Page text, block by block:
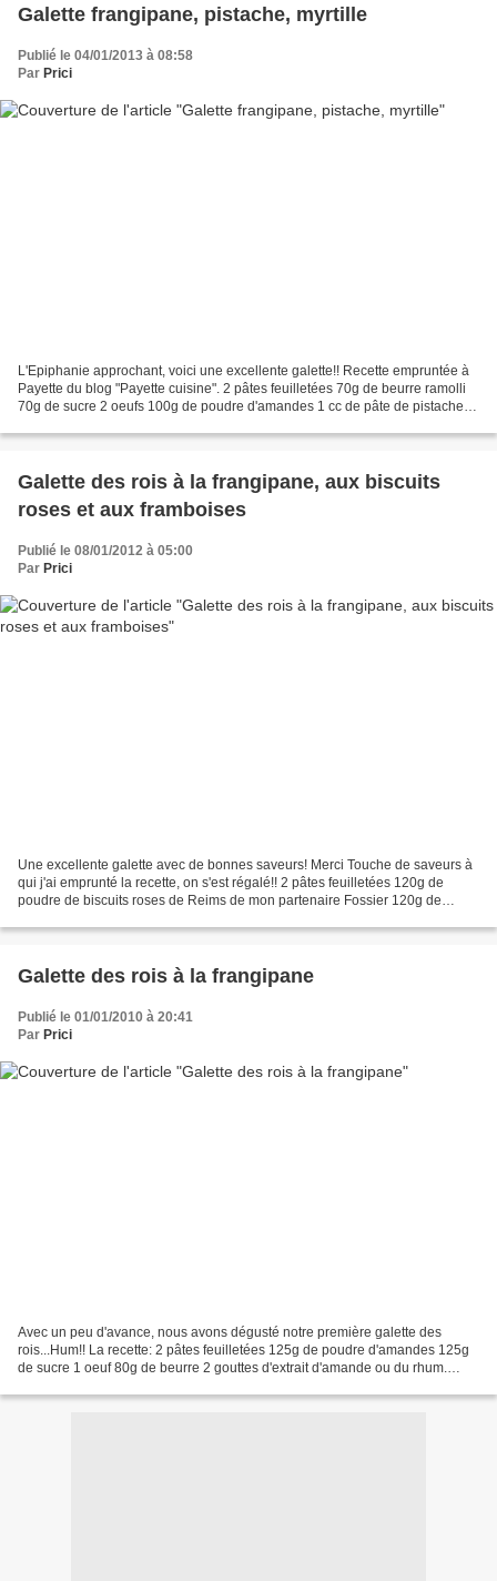
Galette frangipane, pistache, myrtille
Publié le 04/01/2013 à 08:58
Par Prici
L'Epiphanie approchant, voici une excellente galette!! Recette empruntée à
Payette du blog "Payette cuisine". 2 pâtes feuilletées 70g de beurre ramolli
70g de sucre 2 oeufs 100g de poudre d'amandes 1 cc de pâte de pistache 1
Galette des rois à la frangipane, aux biscuits
roses et aux framboises
Publié le 08/01/2012 à 05:00
Par Prici
Une excellente galette avec de bonnes saveurs! Merci Touche de saveurs à
qui j'ai emprunté la recette, on s'est régalé!! 2 pâtes feuilletées 120g de
poudre de biscuits roses de Reims de mon partenaire Fossier 120g de
Galette des rois à la frangipane
Publié le 01/01/2010 à 20:41
Par Prici
Avec un peu d'avance, nous avons dégusté notre première galette des
rois...Hum!! La recette: 2 pâtes feuilletées 125g de poudre d'amandes 125g
de sucre 1 oeuf 80g de beurre 2 gouttes d'extrait d'amande ou du rhum.